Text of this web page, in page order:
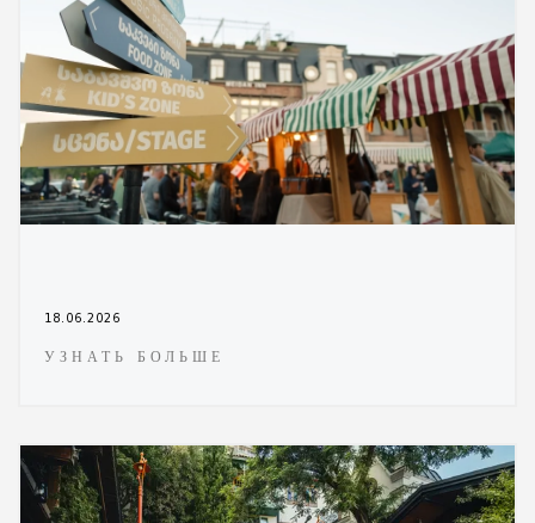
18.06.2026
УЗНАТЬ БОЛЬШЕ